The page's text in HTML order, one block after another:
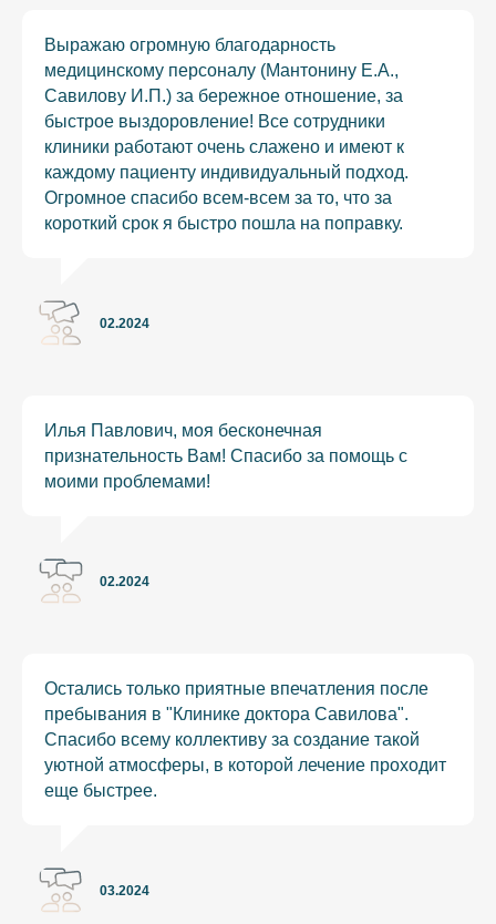
Выражаю огромную благодарность
медицинскому персоналу (Мантонину Е.А.,
Савилову И.П.) за бережное отношение, за
быстрое выздоровление! Все сотрудники
клиники работают очень слажено и имеют к
каждому пациенту индивидуальный подход.
Огромное спасибо всем-всем за то, что за
короткий срок я быстро пошла на поправку.
02.2024
Илья Павлович, моя бесконечная
признательность Вам! Спасибо за помощь с
моими проблемами!
02.2024
Остались только приятные впечатления после
пребывания в "Клинике доктора Савилова".
Спасибо всему коллективу за создание такой
уютной атмосферы, в которой лечение проходит
еще быстрее.
03.2024